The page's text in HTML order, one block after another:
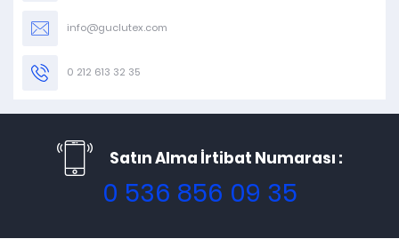
info@guclutex.com
0 212 613 32 35
Satın Alma İrtibat Numarası :
0 536 856 09 35